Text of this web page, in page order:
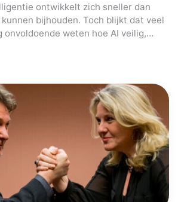
ontwikkelt zich sneller dan
bijhouden. Toch blijkt dat veel
onvoldoende weten hoe AI veilig,
belangrijk en hoe begin je als